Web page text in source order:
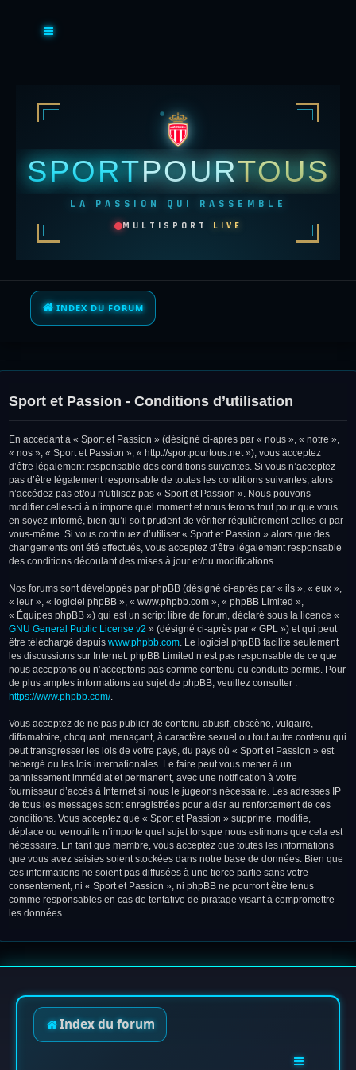
SPORTPOURTOUS
LA PASSION QUI RASSEMBLE
MULTISPORT LIVE
INDEX DU FORUM
Sport et Passion - Conditions d’utilisation
En accédant à « Sport et Passion » (désigné ci-après par « nous », « notre »,
« nos », « Sport et Passion », « http://sportpourtous.net »), vous acceptez
d’être légalement responsable des conditions suivantes. Si vous n’acceptez
pas d’être légalement responsable de toutes les conditions suivantes, alors
n’accédez pas et/ou n’utilisez pas « Sport et Passion ». Nous pouvons
modifier celles-ci à n’importe quel moment et nous ferons tout pour que vous
en soyez informé, bien qu’il soit prudent de vérifier régulièrement celles-ci par
vous-même. Si vous continuez d’utiliser « Sport et Passion » alors que des
changements ont été effectués, vous acceptez d’être légalement responsable
des conditions découlant des mises à jour et/ou modifications.
Nos forums sont développés par phpBB (désigné ci-après par « ils », « eux »,
« leur », « logiciel phpBB », « www.phpbb.com », « phpBB Limited »,
« Équipes phpBB ») qui est un script libre de forum, déclaré sous la licence «
GNU General Public License v2 » (désigné ci-après par « GPL ») et qui peut
être téléchargé depuis www.phpbb.com. Le logiciel phpBB facilite seulement
les discussions sur Internet. phpBB Limited n’est pas responsable de ce que
nous acceptons ou n’acceptons pas comme contenu ou conduite permis. Pour
de plus amples informations au sujet de phpBB, veuillez consulter :
https://www.phpbb.com/.
Vous acceptez de ne pas publier de contenu abusif, obscène, vulgaire,
diffamatoire, choquant, menaçant, à caractère sexuel ou tout autre contenu qui
peut transgresser les lois de votre pays, du pays où « Sport et Passion » est
hébergé ou les lois internationales. Le faire peut vous mener à un
bannissement immédiat et permanent, avec une notification à votre
fournisseur d’accès à Internet si nous le jugeons nécessaire. Les adresses IP
de tous les messages sont enregistrées pour aider au renforcement de ces
conditions. Vous acceptez que « Sport et Passion » supprime, modifie,
déplace ou verrouille n’importe quel sujet lorsque nous estimons que cela est
nécessaire. En tant que membre, vous acceptez que toutes les informations
que vous avez saisies soient stockées dans notre base de données. Bien que
ces informations ne soient pas diffusées à une tierce partie sans votre
consentement, ni « Sport et Passion », ni phpBB ne pourront être tenus
comme responsables en cas de tentative de piratage visant à compromettre
les données.
Index du forum